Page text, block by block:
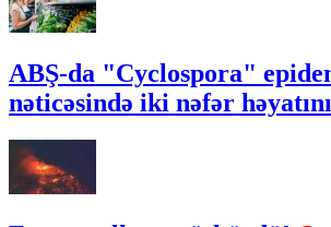
ABŞ-da "Cyclospora"
nəticəsində iki nəfər